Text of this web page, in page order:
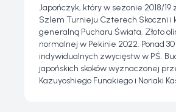
Japończyk, który w sezonie 2018/19
Szlem Turnieju Czterech Skoczni i
generalną Pucharu Świata. Złoto
normalnej w Pekinie 2022. Ponad 30
indywidualnych zwycięstw w PŚ.
japońskich skoków wyznaczonej
Kazuyoshiego Funakiego i Noriaki